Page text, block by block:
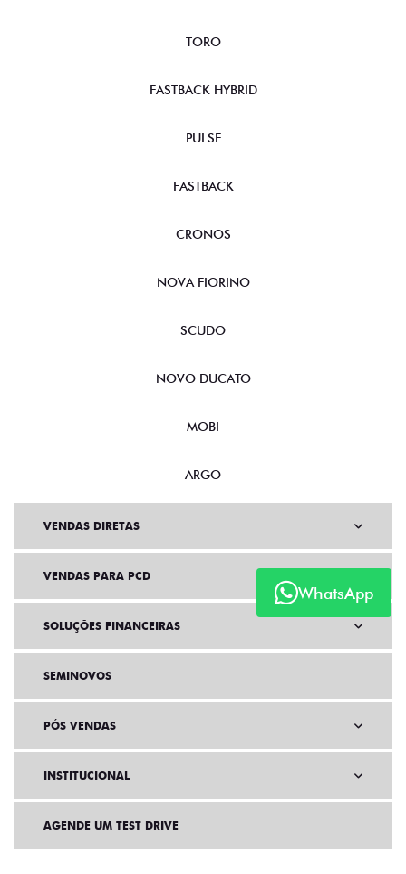
WhatsApp
TORO
FASTBACK HYBRID
PULSE
FASTBACK
CRONOS
NOVA FIORINO
SCUDO
NOVO DUCATO
MOBI
ARGO
VENDAS DIRETAS
VENDAS PARA PCD
SOLUÇÕES FINANCEIRAS
SEMINOVOS
PÓS VENDAS
INSTITUCIONAL
AGENDE UM TEST DRIVE